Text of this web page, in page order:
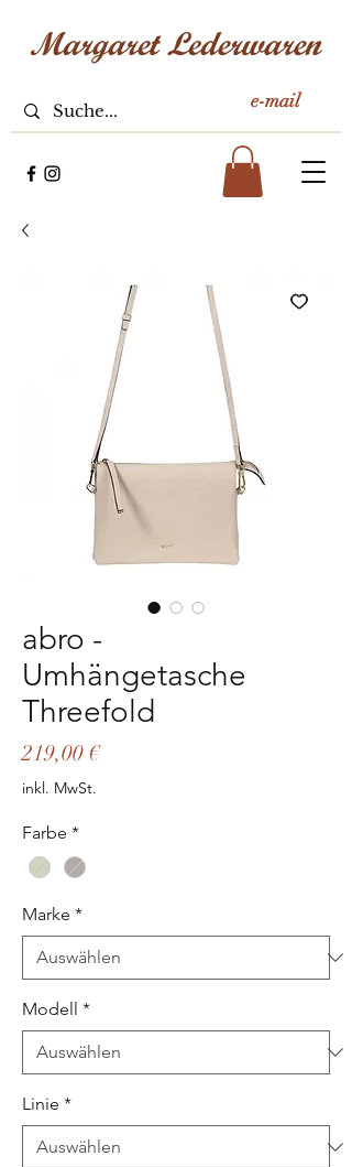
e-mail
abro -
Umhängetasche
Threefold
219,00 €Preis
inkl. MwSt.
Farbe *
Marke *
Modell *
Linie *